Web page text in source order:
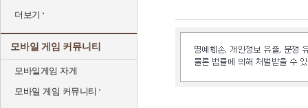
더보기
모바일 게임 커뮤니티
모바일게임 자게
모바일 게임 커뮤니티